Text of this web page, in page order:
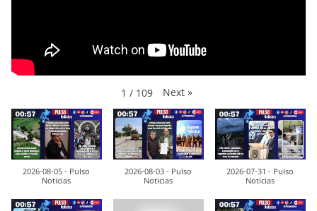
1 / 109 Next »
2026-08-05 - Pulso
Noticias
2026-08-03 - Pulso
Noticias
2026-07-31 - Pulso
Noticias